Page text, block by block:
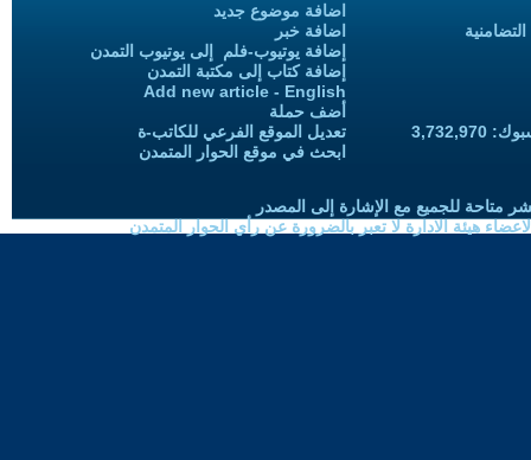
اضافة موضوع جديد
اضافة خبر
إضافة يوتيوب-فلم إلى يوتيوب التمدن
إضافة كتاب إلى مكتبة التمدن
Add new article - English
أضف حملة
تعديل الموقع الفرعي للكاتب-ة
ابحث في موقع الحوار المتمدن
متاحة للجميع مع الإشارة إلى المصدر
هيئة الادارة لا تعبر بالضرورة عن رأي الحوار المتمدن